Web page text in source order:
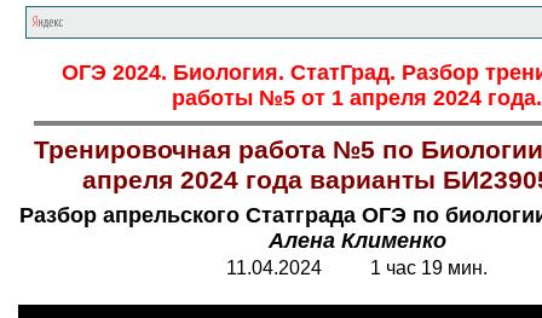
ОГЭ 2024. Биология. СтатГрад. Разбор
работы №5 от 1 апреля 2024 года.
Тренировочная работа №5 по
апреля 2024 года варианты
Разбор апрельского Статграда ОГЭ по
Алена Клименко
11.04.2024 1 час 19 мин.